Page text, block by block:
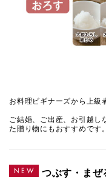
お料理ビギナーズから上級
ご結婚、ご出産、お引越し
た贈り物にもおすすめです。
つぶす・まぜ